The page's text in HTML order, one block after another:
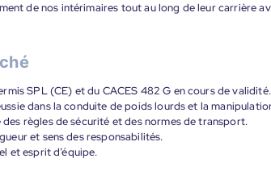
de nos intérimaires tout au long de leur carrière
SPL (CE) et du CACES 482 G en cours de validité.
dans la conduite de poids lourds et la
des règles de sécurité et des normes de transport.
et sens des responsabilités.
et esprit d’équipe.